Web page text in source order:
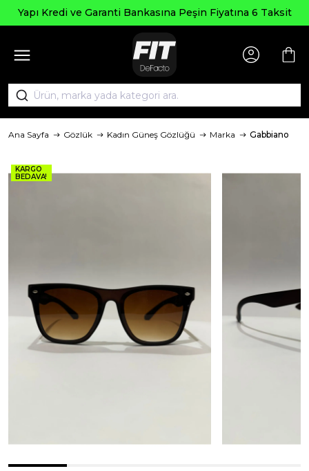
Garanti Bankasına Peşin Fiyatına 6 Taksit
Ana Sayfa Gözlük Kadın Güneş Gözlüğü Marka Gabbiano
KARGO
BEDAVA!